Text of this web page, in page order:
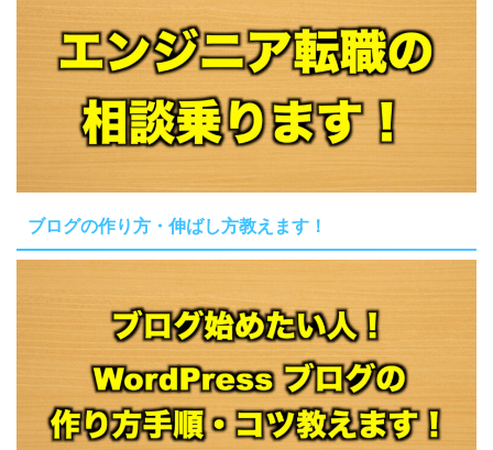
ブログの作り方・伸ばし方教えます！